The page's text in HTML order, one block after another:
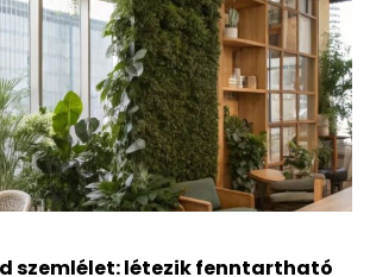
szemlélet: létezik fenntartható